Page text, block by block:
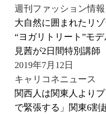
週刊ファッション情報
大自然に囲まれたリ
“ヨガリトリート”モ
見茜が2日間特別講師
2019年7月12日
キャリコネニュース
関西人は関東人より
で緊張する」関東6割